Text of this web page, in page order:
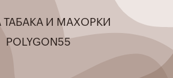
ТАБАКА И МАХОРКИ
POLYGON55